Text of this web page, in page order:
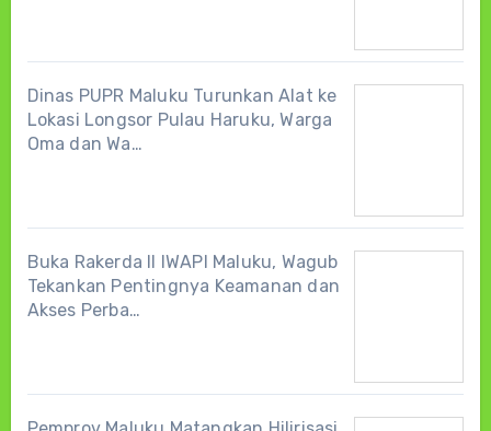
Dinas PUPR Maluku Turunkan Alat ke
Lokasi Longsor Pulau Haruku, Warga
Oma dan Wa…
Buka Rakerda II IWAPI Maluku, Wagub
Tekankan Pentingnya Keamanan dan
Akses Perba…